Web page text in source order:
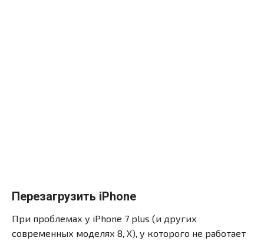
Перезагрузить iPhone
При проблемах у iPhone 7 plus (и других
современных моделях 8, X), у которого не работает